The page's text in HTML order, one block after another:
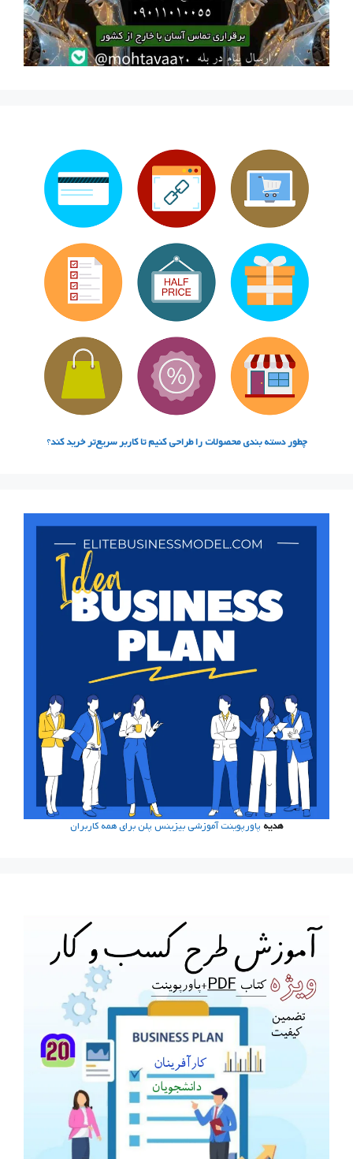
چطور دسته‌ بندی محصولات را طراحی کنیم تا کاربر سریع‌تر خرید کند؟
هدیه پاورپوینت آموزشی بیزینس پلن برای همه کاربران